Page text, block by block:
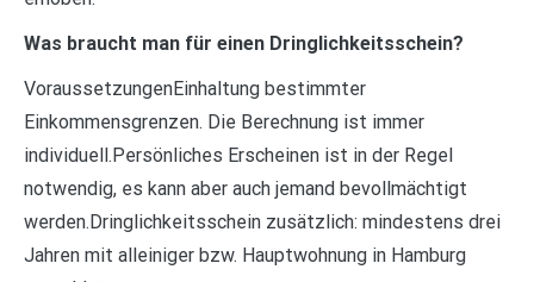
Was braucht man für einen Dringlichkeitsschein?
VoraussetzungenEinhaltung bestimmter
Einkommensgrenzen. Die Berechnung ist immer
individuell.Persönliches Erscheinen ist in der Regel
notwendig, es kann aber auch jemand bevollmächtigt
werden.Dringlichkeitsschein zusätzlich: mindestens drei
Jahren mit alleiniger bzw. Hauptwohnung in Hamburg